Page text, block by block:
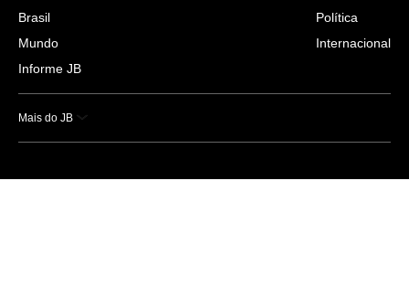
Brasil
Mundo
Informe JB
Política
Internacional
Mais do JB
Esportes